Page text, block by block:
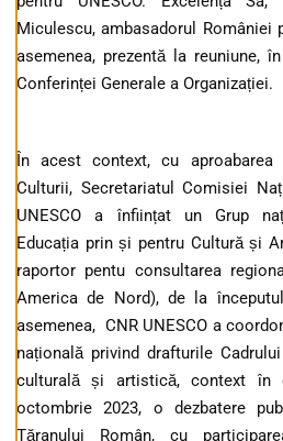
Miculescu, ambasadorul României
asemenea, prezentă la reuniune,
Conferinței Generale a Organizației.
În acest context, cu aproabarea
Culturii, Secretariatul Comisiei
UNESCO a înființat un Grup
Educația prin și pentru Cultură și
raportor pentu consultarea
America de Nord), de la
asemenea, CNR UNESCO a
națională privind drafturile
culturală și artistică, context în
octombrie 2023, o dezbatere
Țăranului Român, cu